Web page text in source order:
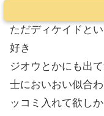
ただディケイドと
好き
ジオウとかにも出
士においおい似合
ッコミ入れて欲し